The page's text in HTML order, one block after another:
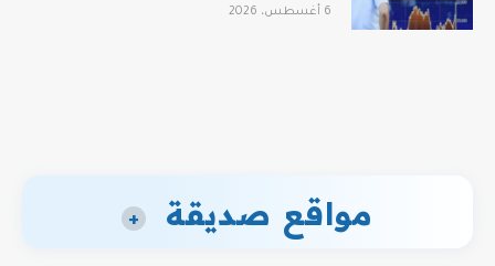
6 أغسطس، 2026
مواقع صديقة +